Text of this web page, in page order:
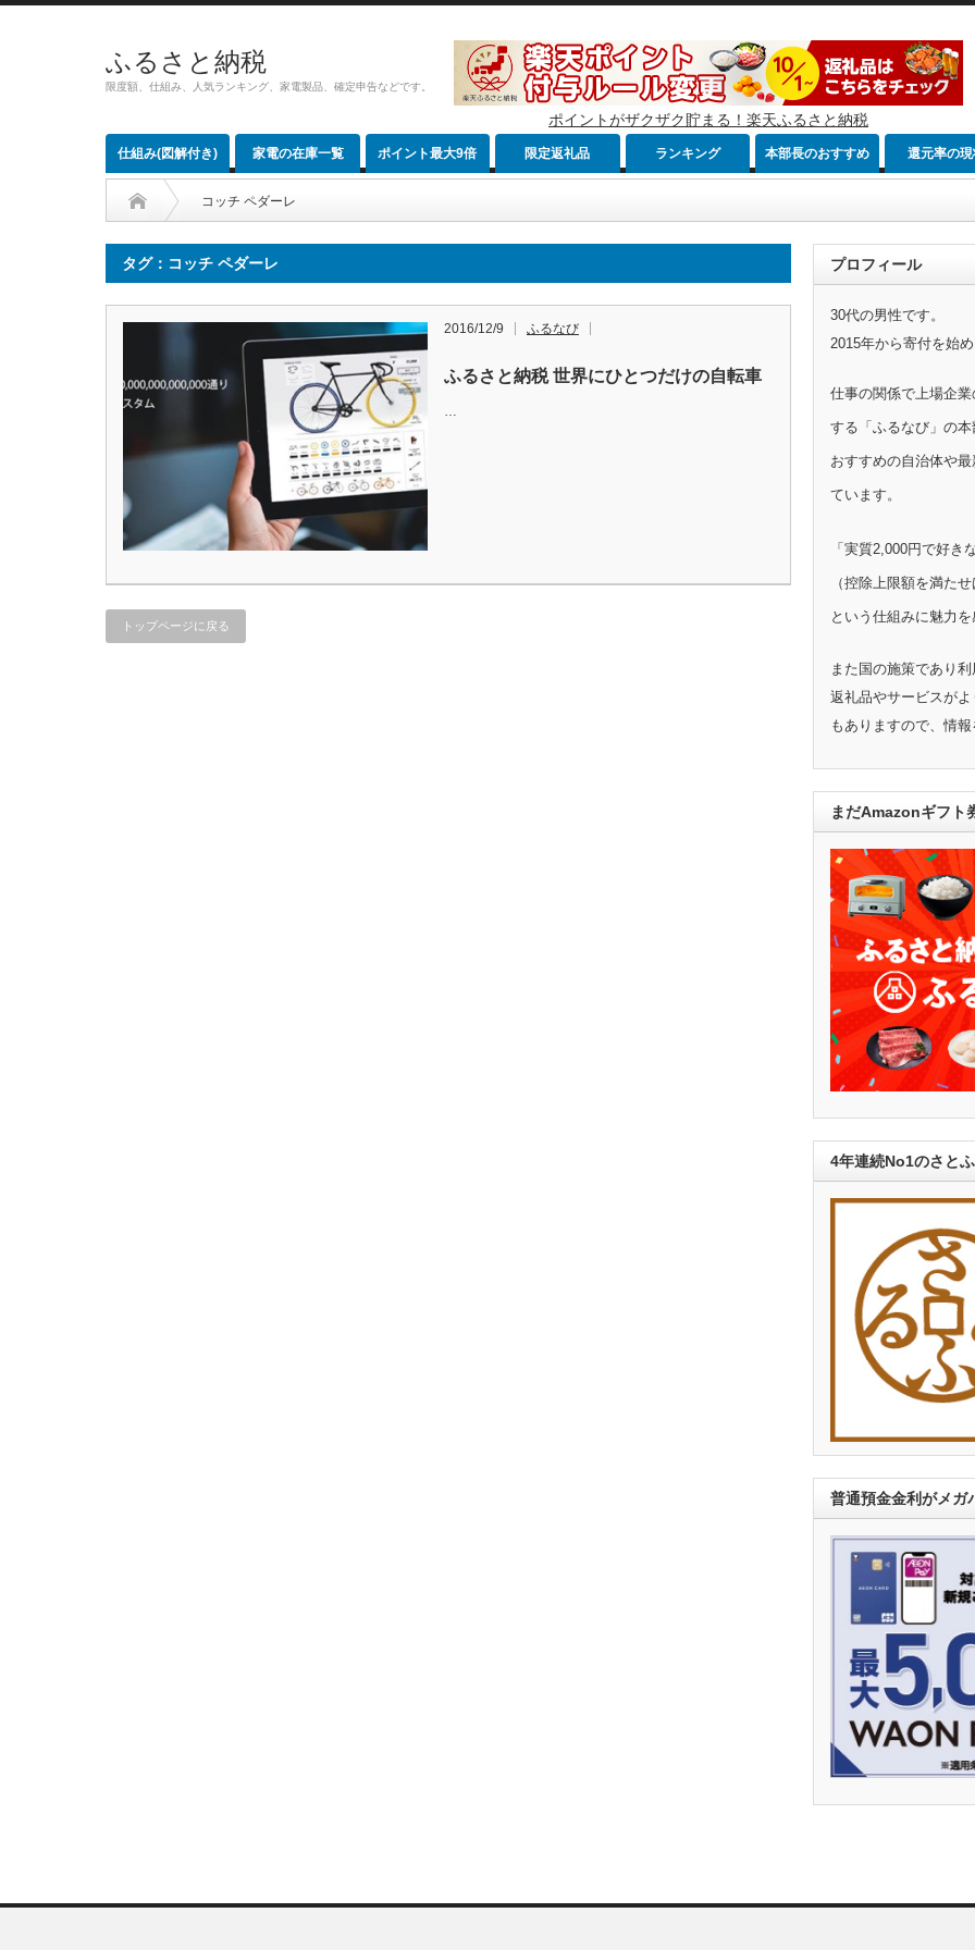
ふるさと納税
限度額、仕組み、人気ランキング、家電製品、確定申告などです。
ポイントがザクザク貯まる！楽天ふるさと納税
仕組み(図解付き) 家電の在庫一覧 ポイント最大9倍 限定返礼品 ランキング 本部長のおすすめ 還元率の
コッチ ペダーレ
タグ：コッチ ペダーレ
2016/12/9 ふるなび
ふるさと納税 世界にひとつだけの自転車
…
トップページに戻る
プロフィール
30代の男性です。
2015年から寄付を始
仕事の関係で上場企
する「ふるなび」の
おすすめの自治体や
ています。
「実質2,000円で好き
（控除上限額を満た
という仕組みに魅力
また国の施策であり
返礼品やサービスが
もありますので、情
まだAmazonギフト
4年連続No1のさと
普通預金金利がメガ